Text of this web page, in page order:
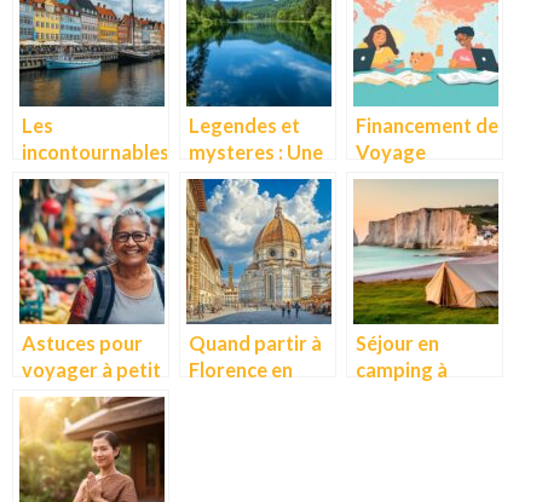
plongée à Mahé
pendant la
mousson
blog voyage
inoubliable
pour votre
propre
ceremonie –
Vision Voyage
Les
incontournables
pour visiter
Copenhague en
toute serenite
Legendes et
mysteres : Une
escapade au lac
Vert, un petit
coin de paradis
en Alsace
Financement de
Voyage
Scolaire : 10
Associations
qui Soutiennent
les Projets
Educatifs
Astuces pour
voyager à petit
budget sans
sacrifier le
plaisir
Quand partir à
Florence en
Séjour en
camping à